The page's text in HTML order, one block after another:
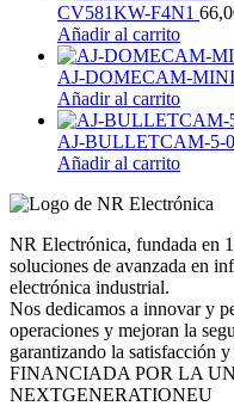
CV581KW-F4N1
Añadir al carrito
AJ-DOMECAM-
Añadir al carrito
AJ-BULLETCAM-5-
Añadir al carrito
NR Electrónica, fundada en
soluciones de avanzada en
electrónica industrial.
Nos dedicamos a innovar y
operaciones y mejoran la
garantizando la satisfacción
FINANCIADA POR LA
NEXTGENERATIONEU